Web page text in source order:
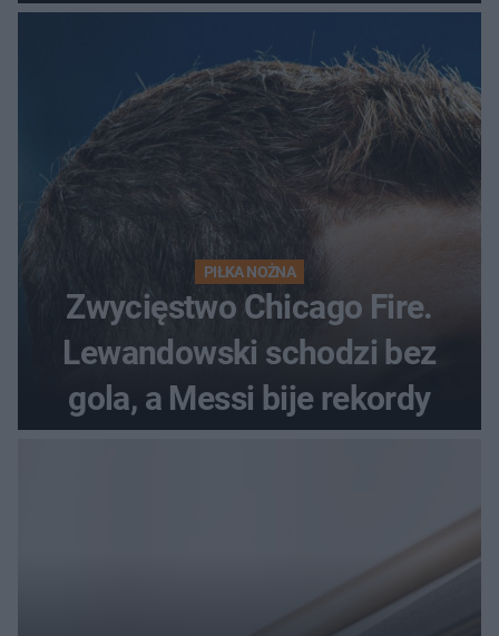
odrzutowcem to dopiero
początek!
PIŁKA NOŻNA
Zwycięstwo Chicago Fire.
Lewandowski schodzi bez
gola, a Messi bije rekordy